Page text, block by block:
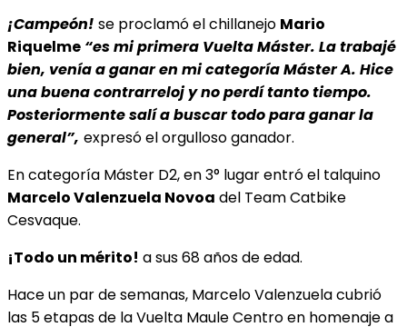
¡Campeón! se proclamó el chillanejo Mario
Riquelme “es mi primera Vuelta Máster. La trabajé
bien, venía a ganar en mi categoría Máster A. Hice
una buena contrarreloj y no perdí tanto tiempo.
Posteriormente salí a buscar todo para ganar la
general”, expresó el orgulloso ganador.
En categoría Máster D2, en 3° lugar entró el talquino
Marcelo Valenzuela Novoa del Team Catbike
Cesvaque.
¡Todo un mérito! a sus 68 años de edad.
Hace un par de semanas, Marcelo Valenzuela cubrió
las 5 etapas de la Vuelta Maule Centro en homenaje a